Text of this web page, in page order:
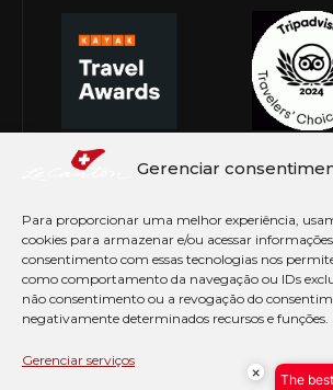
Gerenciar
Para proporcionar uma melhor experiência,
cookies para armazenar e/ou acessar
consentimento com essas tecnologias nos
como comportamento da navegação ou IDs
não consentimento ou a revogação do
negativamente determinados recursos e funções.
Gerenciar serviços
© Copyright 2026 Le Canton. Todos
× The